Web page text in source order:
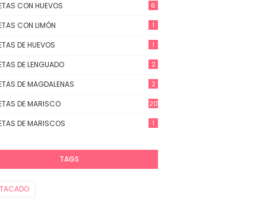
CON HUEVOS 6
CON LIMÓN 1
DE HUEVOS 1
DE LENGUADO 2
DE MAGDALENAS 2
DE MARISCO 20
DE MARISCOS 1
TAGS